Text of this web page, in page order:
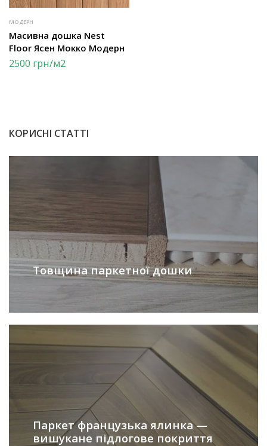
МОДЕРН
Масивна дошка Nest
Floor Ясен Мокко Модерн
2500 грн/м2
КОРИСНІ СТАТТІ
Товщина паркетної дошки
Паркет французька ялинка —
вишукане підлогове покриття